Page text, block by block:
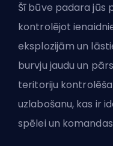
Šī būve padara jūs
kontrolējot
eksplozijām un
burvju jaudu un
teritoriju
uzlabošanu, kas ir
spēlei un